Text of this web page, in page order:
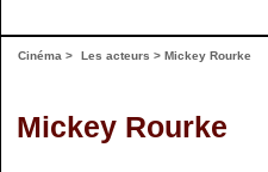
Cinéma > Les acteurs > Mickey Rourke
Mickey Rourke